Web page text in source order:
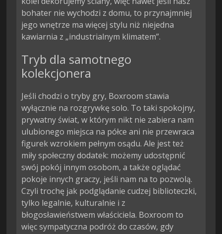
bohater nie wychodzi z domu, to przynajmniej
jego wnętrze ma więcej stylu niż niejedna
kawiarnia z „industrialnym klimatem”.
Tryb dla samotnego
kolekcjonera
Jeśli chodzi o tryby gry, Boxroom stawia
wyłącznie na rozgrywkę solo. To taki spokojny,
prywatny świat, w którym nikt nie zabiera nam
ulubionego miejsca na półce ani nie przewraca
figurek wzrokiem pełnym osądu. Ale jest też
miły społeczny dodatek: możemy udostępnić
swój pokój innym osobom, a także oglądać
pokoje innych graczy, jeśli nam na to pozwolą.
Czyli trochę jak podglądanie cudzej biblioteczki,
tylko legalnie, kulturalnie i z
błogosławieństwem właściciela. Boxroom to
więc sympatyczna podróż do czasów, gdy